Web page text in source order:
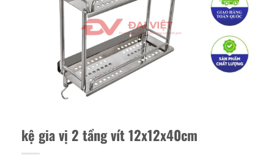
kệ gia vị 2 tầng vít 12x12x40cm